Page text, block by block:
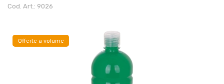
Cod. Art.: 9026
Offerte a volume